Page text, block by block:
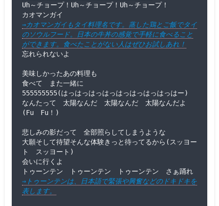
Uh～チョープ！Uh～チョープ！Uh～チョープ！
⇒カオマンガイもタイ料理名です。蒸した鶏とご飯でタイ
のソウルフード。日本の牛丼の感覚で手軽に食べること
ができます。食べたことがない人はぜひお試しあれ！
忘れられないよ
美味しかったあの料理も
食べて　また一緒に
555555555(はっはっはっはっはっはっはっはっはー)
なんたって　太陽なんだ　太陽なんだ　太陽なんだよ
(Fu　Fu！)
悲しみの影だって　全部照らしてしまうような
大願そして待望そんな体験きっと待ってるから(スッヨー
ト　スッヨート)
会いに行くよ
トゥーンテン　トゥーンテン　トゥーンテン　さぁ踊れ
⇒トゥーンテンは、日本語で緊張や興奮などのドキドキを
表します。